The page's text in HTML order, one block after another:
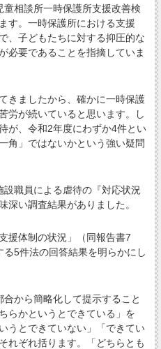
相談所一時保護所支援改善検
す。一時保護所における支援
、子どもたちに対する抑圧的な
必要であることを指摘していま
きましたから、確かに一時保護
労が続いていると思います。し
が、令和2年度にわずか4件とい
角」ではないかという強い疑問
職員による虐待の『対応状況
深い調査結果がありました。
援体制の状況」（同報告書7
5件法の回答結果を明らかにし
から簡略化して提示すること
らかというとできている」を
うとできていない」「できてい
れぞれ括ります。「どちらとも